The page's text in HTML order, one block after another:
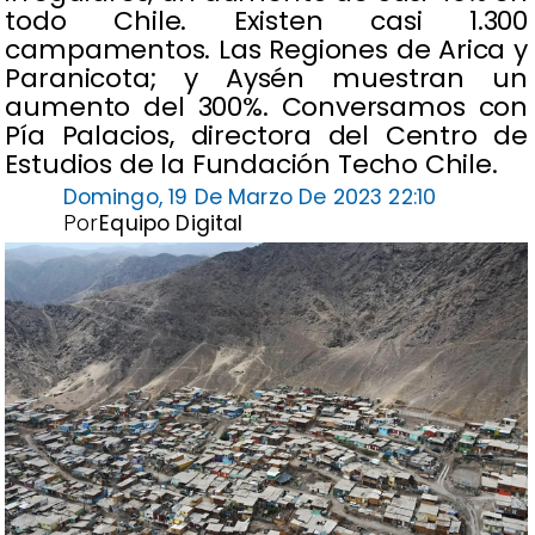
todo Chile. Existen casi 1.300
campamentos. Las Regiones de Arica y
Paranicota; y Aysén muestran un
aumento del 300%. Conversamos con
Pía Palacios, directora del Centro de
Estudios de la Fundación Techo Chile.
Domingo, 19 De Marzo De 2023 22:10
Equipo Digital
Por